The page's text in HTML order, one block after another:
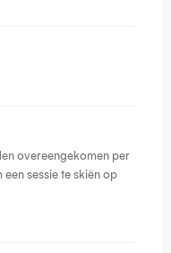
overeengekomen per
sessie te skiën op